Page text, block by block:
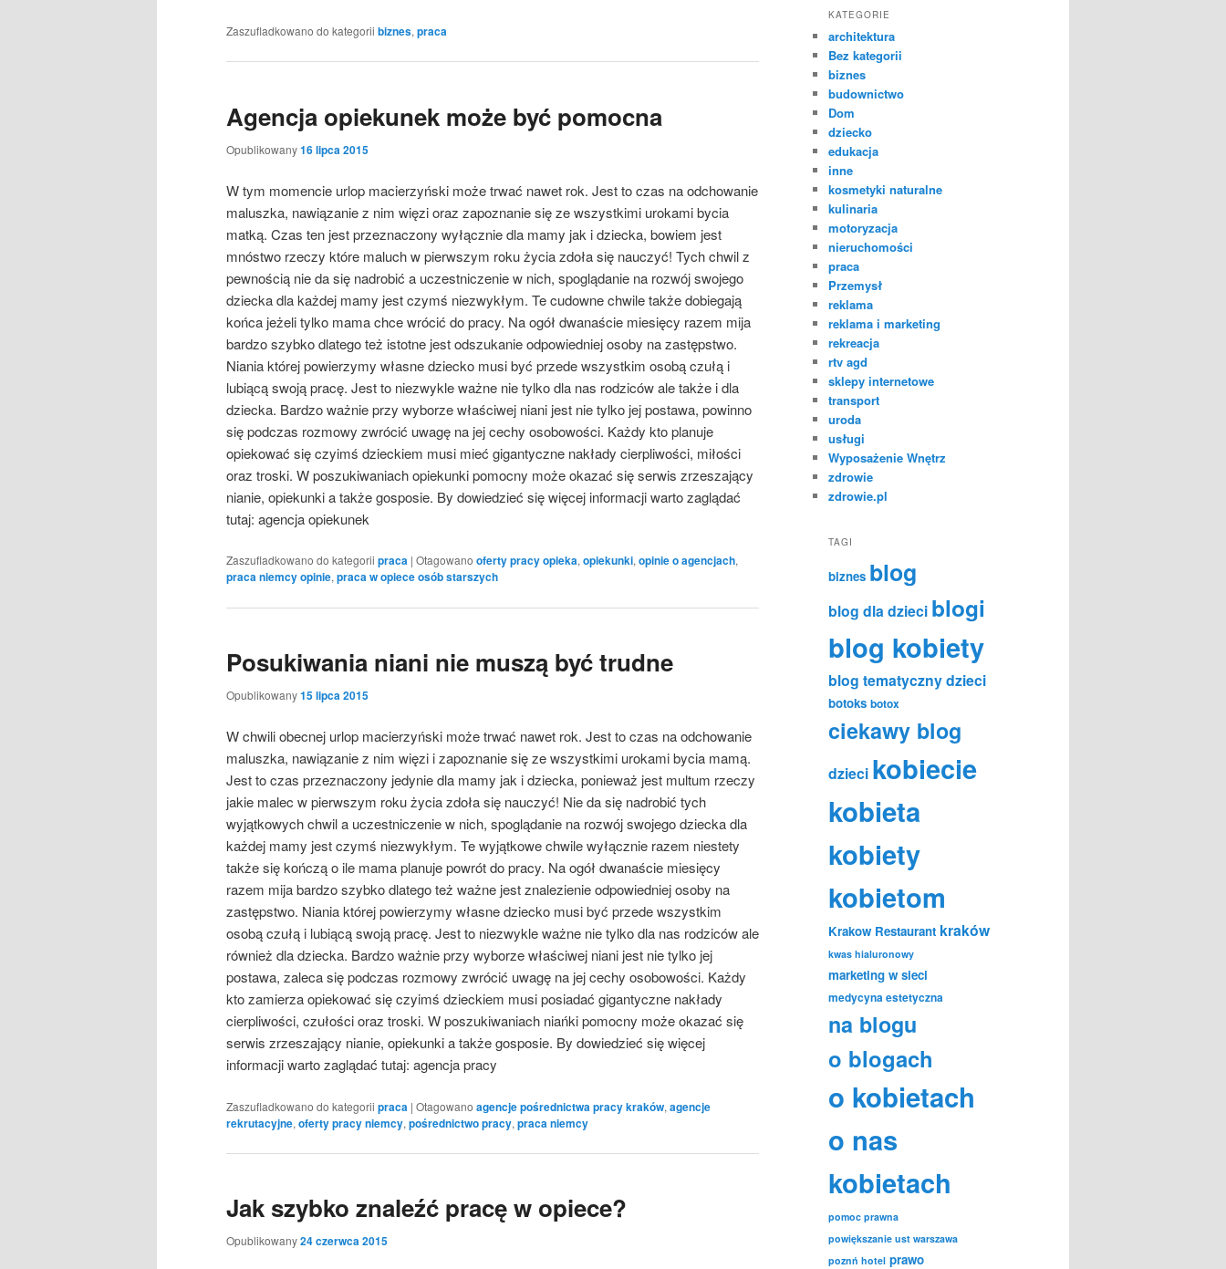
Zaszufladkowano do kategorii biznes, praca
Agencja opiekunek może być pomocna
Opublikowany16 lipca 2015
W tym momencie urlop macierzyński może trwać nawet rok. Jest to czas na odchowanie
maluszka, nawiązanie z nim więzi oraz zapoznanie się ze wszystkimi urokami bycia
matką. Czas ten jest przeznaczony wyłącznie dla mamy jak i dziecka, bowiem jest
mnóstwo rzeczy które maluch w pierwszym roku życia zdoła się nauczyć! Tych chwil z
pewnością nie da się nadrobić a uczestniczenie w nich, spoglądanie na rozwój swojego
dziecka dla każdej mamy jest czymś niezwykłym. Te cudowne chwile także dobiegają
końca jeżeli tylko mama chce wrócić do pracy. Na ogół dwanaście miesięcy razem mija
bardzo szybko dlatego też istotne jest odszukanie odpowiedniej osoby na zastępstwo.
Niania której powierzymy własne dziecko musi być przede wszystkim osobą czułą i
lubiącą swoją pracę. Jest to niezwykle ważne nie tylko dla nas rodziców ale także i dla
dziecka. Bardzo ważnie przy wyborze właściwej niani jest nie tylko jej postawa, powinno
się podczas rozmowy zwrócić uwagę na jej cechy osobowości. Każdy kto planuje
opiekować się czyimś dzieckiem musi mieć gigantyczne nakłady cierpliwości, miłości
oraz troski. W poszukiwaniach opiekunki pomocny może okazać się serwis zrzeszający
nianie, opiekunki a także gosposie. By dowiedzieć się więcej informacji warto zaglądać
tutaj: agencja opiekunek
Zaszufladkowano do kategorii praca | Otagowano oferty pracy opieka, opiekunki, opinie o agencjach,
praca niemcy opinie, praca w opiece osób starszych
Posukiwania niani nie muszą być trudne
Opublikowany15 lipca 2015
W chwili obecnej urlop macierzyński może trwać nawet rok. Jest to czas na odchowanie
maluszka, nawiązanie z nim więzi i zapoznanie się ze wszystkimi urokami bycia mamą.
Jest to czas przeznaczony jedynie dla mamy jak i dziecka, ponieważ jest multum rzeczy
jakie malec w pierwszym roku życia zdoła się nauczyć! Nie da się nadrobić tych
wyjątkowych chwil a uczestniczenie w nich, spoglądanie na rozwój swojego dziecka dla
każdej mamy jest czymś niezwykłym. Te wyjątkowe chwile wyłącznie razem niestety
także się kończą o ile mama planuje powrót do pracy. Na ogół dwanaście miesięcy
razem mija bardzo szybko dlatego też ważne jest znalezienie odpowiedniej osoby na
zastępstwo. Niania której powierzymy własne dziecko musi być przede wszystkim
osobą czułą i lubiącą swoją pracę. Jest to niezwykle ważne nie tylko dla nas rodziców ale
również dla dziecka. Bardzo ważnie przy wyborze właściwej niani jest nie tylko jej
postawa, zaleca się podczas rozmowy zwrócić uwagę na jej cechy osobowości. Każdy
kto zamierza opiekować się czyimś dzieckiem musi posiadać gigantyczne nakłady
cierpliwości, czułości oraz troski. W poszukiwaniach niańki pomocny może okazać się
serwis zrzeszający nianie, opiekunki a także gosposie. By dowiedzieć się więcej
informacji warto zaglądać tutaj: agencja pracy
Zaszufladkowano do kategorii praca | Otagowano agencje pośrednictwa pracy kraków, agencje
rekrutacyjne, oferty pracy niemcy, pośrednictwo pracy, praca niemcy
Jak szybko znaleźć pracę w opiece?
Opublikowany24 czerwca 2015
KATEGORIE
architektura
Bez kategorii
biznes
budownictwo
Dom
dziecko
edukacja
inne
kosmetyki naturalne
kulinaria
motoryzacja
nieruchomości
praca
Przemysł
reklama
reklama i marketing
rekreacja
rtv agd
sklepy internetowe
transport
uroda
usługi
Wyposażenie Wnętrz
zdrowie
zdrowie.pl
TAGI
biznes blog
blog dla dzieci blogi
blog kobiety
blog tematyczny dzieci
botoks botox
ciekawy blog
dzieci kobiecie
kobieta
kobiety
kobietom
Krakow Restaurant kraków
kwas hialuronowy
marketing w sieci
medycyna estetyczna
na blogu
o blogach
o kobietach
o nas
kobietach
pomoc prawna
powiększanie ust warszawa
poznń hotel prawo